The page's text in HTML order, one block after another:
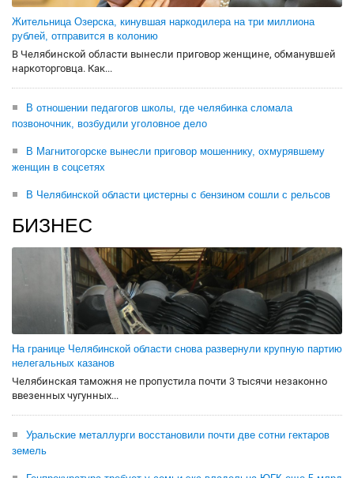
Жительница Озерска, кинувшая наркодилера на три миллиона
рублей, отправится в колонию
В Челябинской области вынесли приговор женщине, обманувшей
наркоторговца. Как...
В отношении педагогов школы, где челябинка сломала
позвоночник, возбудили уголовное дело
В Магнитогорске вынесли приговор мошеннику, охмурявшему
женщин в соцсетях
В Челябинской области цистерны с бензином сошли с рельсов
БИЗНЕС
На границе Челябинской области снова развернули крупную партию
нелегальных казанов
Челябинская таможня не пропустила почти 3 тысячи незаконно
ввезенных чугунных...
Уральские металлурги восстановили почти две сотни гектаров
земель